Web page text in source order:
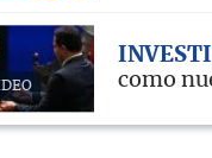
como